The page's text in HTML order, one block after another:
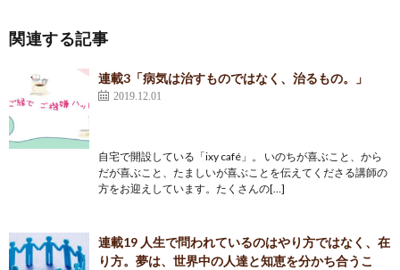
関連する記事
連載3「病気は治すものではなく、治るもの。」
2019.12.01
自宅で開設している「ixy café」。 いのちが喜ぶこと、から
だが喜ぶこと、たましいが喜ぶことを伝えてくださる講師の
方をお迎えしています。たくさんの[…]
連載19 人生で問われているのはやり方ではなく、在
り方。夢は、世界中の人達と知恵を分かち合うこ